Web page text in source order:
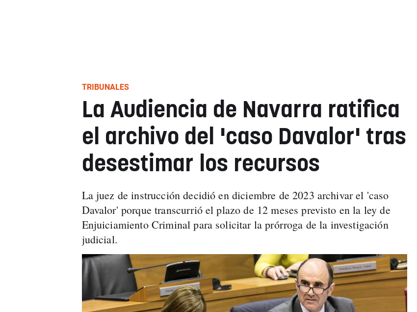
TRIBUNALES
La Audiencia de Navarra ratifica
el archivo del 'caso Davalor' tras
desestimar los recursos
La juez de instrucción decidió en diciembre de 2023 archivar el 'caso
Davalor' porque transcurrió el plazo de 12 meses previsto en la ley de
Enjuiciamiento Criminal para solicitar la prórroga de la investigación
judicial.